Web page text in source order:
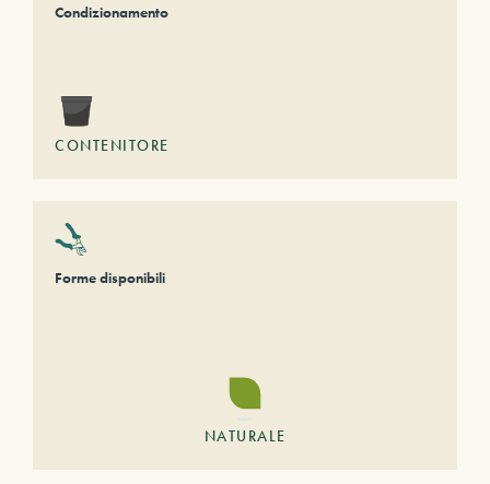
Condizionamento
CONTENITORE
Forme disponibili
NATURALE